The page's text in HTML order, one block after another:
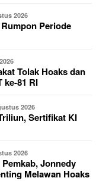
2026
Periode
Tolak Hoaks dan
ke-81 RI
2026
Sertifikat KI
2026
Jonnedy
Melawan Hoaks